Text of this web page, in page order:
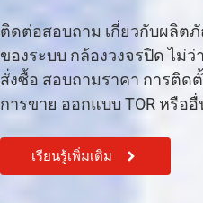
ติดต่อสอบถาม เกี่ยวกับผลิต
ของระบบ กล้องวงจรปิด ไม่ว่
สั่งซื้อ สอบถามราคา การติด
การขาย ออกแบบ TOR หรือ
เรียนรู้เพิ่มเติม